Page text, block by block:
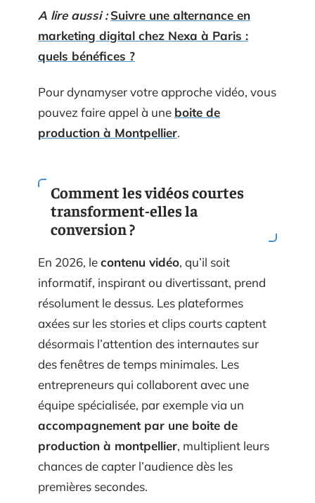
A lire aussi : Suivre une alternance en
marketing digital chez Nexa à Paris :
quels bénéfices ?
Pour dynamyser votre approche vidéo, vous
pouvez faire appel à une boite de
production à Montpellier.
Comment les vidéos courtes
transforment-elles la
conversion ?
En 2026, lecontenu vidéo, qu’il soit
informatif, inspirant ou divertissant, prend
résolument le dessus. Les plateformes
axées sur les stories et clips courts captent
désormais l’attention des internautes sur
des fenêtres de temps minimales. Les
entrepreneurs qui collaborent avec une
équipe spécialisée, par exemple via un
accompagnement par une boite de
production à montpellier, multiplient leurs
chances de capter l’audience dès les
premières secondes.